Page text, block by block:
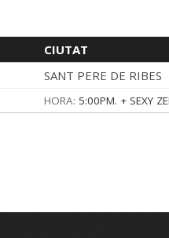
CIUTAT
SANT PERE DE RIBES
HORA: 5:00PM. + SEXY